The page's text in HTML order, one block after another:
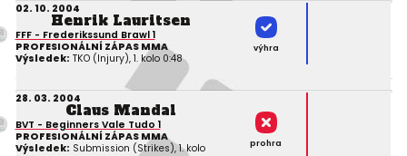
02. 10. 2004
Henrik Lauritsen
FFF - Frederikssund Brawl 1
PROFESIONÁLNÍ ZÁPAS MMA
Výsledek: TKO (Injury), 1. kolo 0:48
výhra
28. 03. 2004
Claus Mandal
BVT - Beginners Vale Tudo 1
PROFESIONÁLNÍ ZÁPAS MMA
Výsledek: Submission (Strikes), 1. kolo
prohra